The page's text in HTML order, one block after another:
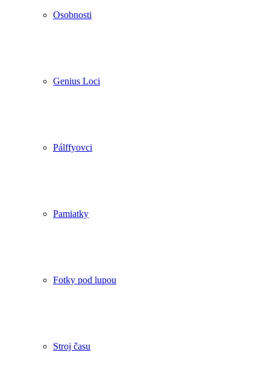
Osobnosti
Genius Loci
Pálffyovci
Pamiatky
Fotky pod lupou
Stroj času